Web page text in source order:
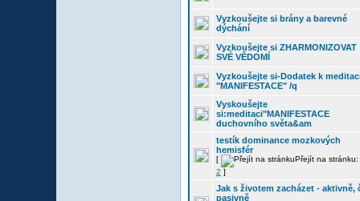
Vyzkoušejte si brány a barevné
dýchání
Vyzkoušejte si ZHARMONIZOVAT
SVÉ VĚDOMÍ
Vyzkoušejte si-Dodatek k
"MANIFESTACE" /q
Vyskoušejte
si:meditaci"MANIFESTACE
duchovního světa&am
testík dominance mozkových
hemisfér
[
Přejít na stránku:
2 ]
Jak s životem zacházet - aktivně,
pasivně